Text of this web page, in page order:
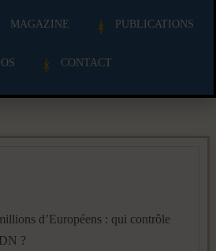
MAGAZINE PUBLICATIONS
CONTACT
d’Européens : qui contrôle
?